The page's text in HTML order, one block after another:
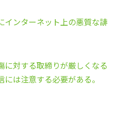
インターネット上の悪質な誹
に対する取締りが厳しくなる
は注意する必要がある。